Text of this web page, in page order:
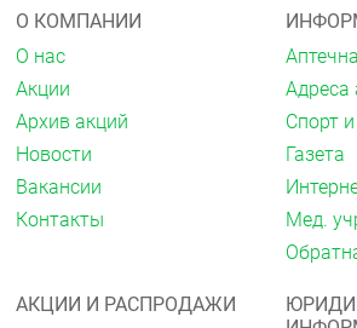
О КОМПАНИИ
О нас
Акции
Архив акций
Новости
Вакансии
Контакты
Адреса
Спорт
Газета
Мед.
АКЦИИ И РАСПРОДАЖИ